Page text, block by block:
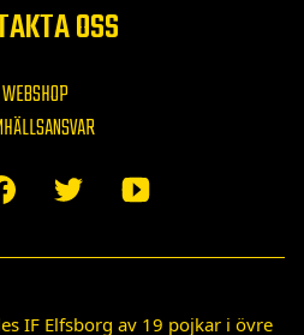
OSS
WEBSHOP
IF Elfsborg av 19 pojkar i övre